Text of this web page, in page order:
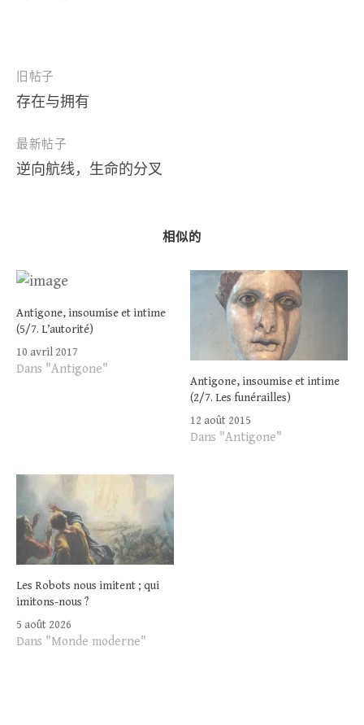
文
章
导
航
旧帖子
存在与拥有
最新帖子
逆向航线，生命的分叉
相似的
Antigone, insoumise et intime
(5/7. L’autorité)
10 avril 2017
Dans "Antigone"
Antigone, insoumise et intime
(2/7. Les funérailles)
12 août 2015
Dans "Antigone"
Les Robots nous imitent ; qui
imitons-nous ?
5 août 2026
Dans "Monde moderne"